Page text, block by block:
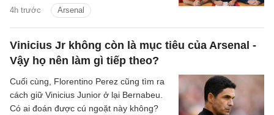
4h trước Arsenal
Vinicius Jr không còn là mục tiêu của Arsenal -
Vậy họ nên làm gì tiếp theo?
Cuối cùng, Florentino Perez cũng tìm ra
cách giữ Vinicius Junior ở lại Bernabeu.
Có ai đoán được cú ngoặt này không?